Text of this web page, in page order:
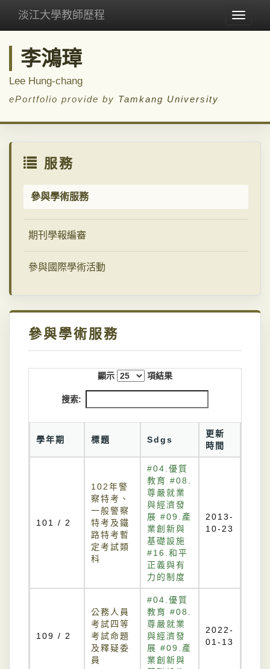
Toggle
淡江大學教師歷程
李鴻璋
Lee Hung-chang
ePortfolio provide by Tamkang University
服務
參與學術服務
期刊學報編審
參與國際學術活動
參與學術服務
顯示 項結果
搜索:
學年期 標題 Sdgs
更新
時間
101 / 2
102年警
察特考、
一般警察
特考及鐵
路特考暫
定考試類
科
#04.優質
教育 #08.
尊嚴就業
與經濟發
展 #09.產
業創新與
基礎設施
#16.和平
正義與有
力的制度
2013-
10-23
109 / 2
公務人員
考試四等
考試命題
及釋疑委
員
#04.優質
教育 #08.
尊嚴就業
與經濟發
展 #09.產
業創新與
2022-
01-13